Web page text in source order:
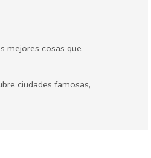
mejores cosas que
ciudades famosas,